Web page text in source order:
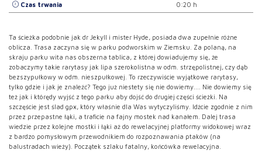
Czas trwania 0:20 h
Ta ścieżka podobnie jak dr Jekyll i mister Hyde, posiada dwa zupełnie różne
oblicza. Trasa zaczyna się w parku podworskim w Ziemsku. Za polaną, na
skraju parku wita nas obszerna tablica, z której dowiadujemy się, że
zobaczymy takie rarytasy jak lipa szerokolistna w odm. strzępolistnej, czy dąb
bezszypułkowy w odm. nieszpułkowej. To rzeczywiście wyjątkowe rarytasy,
tylko gdzie i jak je znaleźć? Tego już niestety się nie dowiemy.... Nie dowiemy się
też jak i którędy wyjść z tego parku aby dojść do drugiej części ścieżki. Na
szczęście jest ślad gpx, który właśnie dla Was wytyczyliśmy. Idźcie zgodnie z nim
przez przepastne łąki, a traficie na fajny mostek nad kanałem. Dalej trasa
wiedzie przez kolejne mostki i łąki aż do rewelacyjnej platformy widokowej wraz
z bardzo pomysłowym przewodnikiem do rozpoznawania ptaków (na
balustradach wieży). Początek szlaku fatalny, końcówka rewelacyjna.